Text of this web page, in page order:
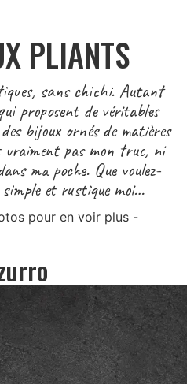
PLIANTS
sans chichi. Autant
proposent de véritables
bijoux ornés de matières
vraiment pas mon truc, ni
ma poche. Que voulez-
et rustique moi…
pour en voir plus -